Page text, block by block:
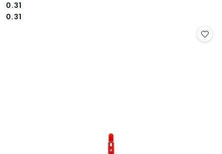
Cena:
0.31
Cena:
0.31